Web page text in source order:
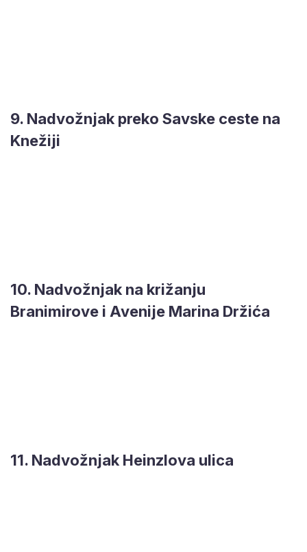
9. Nadvožnjak preko Savske ceste na
Knežiji
10. Nadvožnjak na križanju
Branimirove i Avenije Marina Držića
11. Nadvožnjak Heinzlova ulica